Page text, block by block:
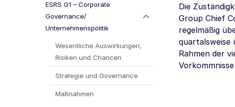
ESRS G1 – Corporate
Governance/
Unternehmenspolitik
Wesentliche Auswirkungen,
Risiken und Chancen
Strategie und Governance
Maßnahmen
Die
Group Chief
regelmäßig
quartalsweise
Rahmen der